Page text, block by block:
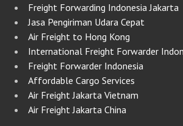
Freight Forwarding Indonesia Jakarta
Jasa Pengiriman Udara Cepat
Air Freight to Hong Kong
International Freight Forwarder
Freight Forwarder Indonesia
Affordable Cargo Services
Air Freight Jakarta Vietnam
Air Freight Jakarta China